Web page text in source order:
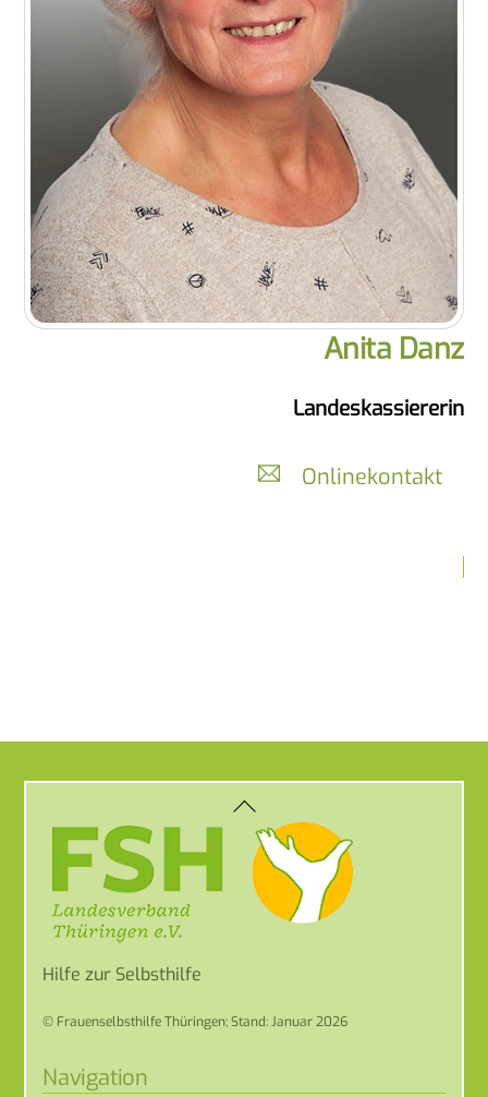
Anita Danz
Landeskassiererin
Onlinekontakt
Back
Top
Hilfe zur Selbsthilfe
© Frauenselbsthilfe Thüringen; Stand: Januar 2026
Navigation